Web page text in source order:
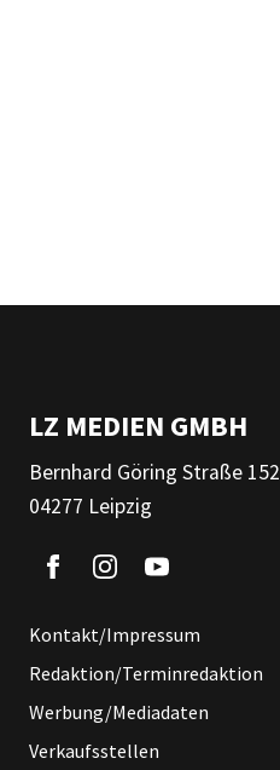
LZ MEDIEN GMBH
Bernhard Göring Straße 152
04277 Leipzig
Kontakt/Impressum
Redaktion/Terminredaktion
Werbung/Mediadaten
Verkaufsstellen